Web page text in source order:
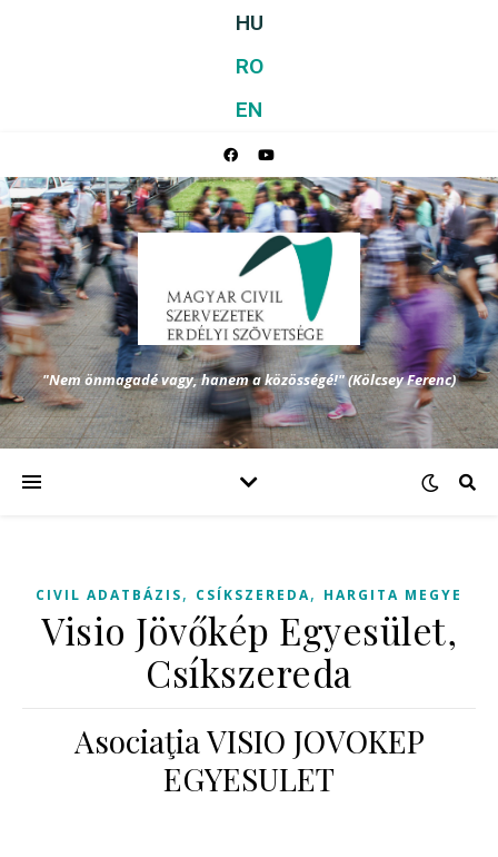
HU
RO
EN
"Nem önmagadé vagy, hanem a közösségé!" (Kölcsey Ferenc)
CIVIL ADATBÁZIS, CSÍKSZEREDA, HARGITA MEGYE
Visio Jövőkép Egyesület,
Csíkszereda
Asociaţia VISIO JOVOKEP
EGYESULET